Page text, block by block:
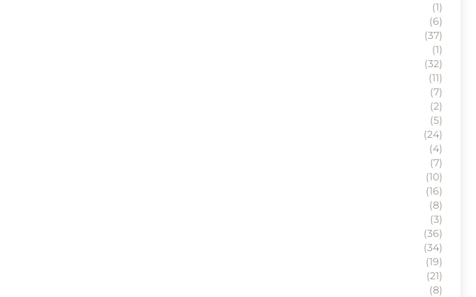
(1)
(6)
(37)
(1)
(32)
(11)
(7)
(2)
(5)
(24)
(4)
(7)
(10)
(16)
(8)
(3)
(36)
(34)
(19)
(21)
(8)